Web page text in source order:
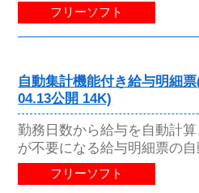
フリーソフト
自動集計機能付き給与明細
04.13公開 14K)
勤務日数から給与を自動計
が不要になる給与明細票の
フリーソフト